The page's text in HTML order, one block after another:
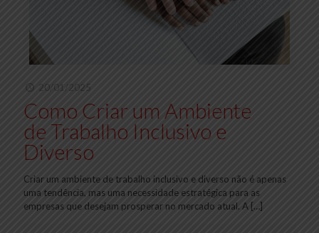
20/01/2025
Como Criar um Ambiente
de Trabalho Inclusivo e
Diverso
Criar um ambiente de trabalho inclusivo e diverso não é apenas
uma tendência, mas uma necessidade estratégica para as
empresas que desejam prosperar no mercado atual. A […]